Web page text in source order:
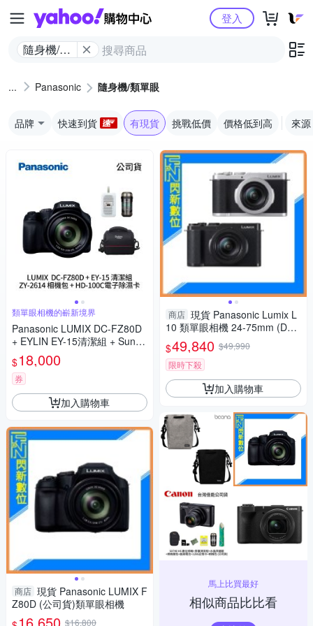
Yahoo購物中心
隨身機/類
登入
Panasonic 隨身機/類單眼
品牌 快速到貨 有現貨 挑戰低價 價格低到高 來源
類單眼相機的嶄新境界
Panasonic LUMIX DC-FZ80D
+ EYLIN EY-15清潔組 + SunLi
ght ZY-2614相機包 + EirMai 銳
瑪 HD-100C電子除濕卡 FZ80
D (公司貨)
$18,000
券
加入購物車
商店 現貨 Panasonic LUMIX F
Z80D (公司貨)類單眼相機
$16,800
商店 現貨 Panasonic Lumix L
10 類單眼相機 24-75mm (DC-
L10,公司貨)
$49,840 $49,990
限時下殺
加入購物車
馬上比買最好
相似商品比比看